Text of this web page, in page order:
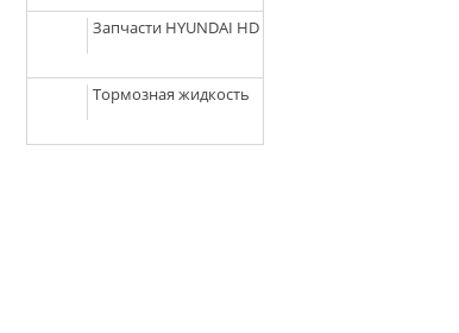
Запчасти HYUNDAI HD
Тормозная жидкость